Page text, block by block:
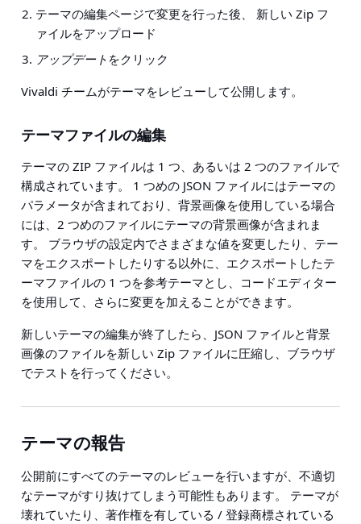
テーマの編集ページで変更を行った後、 新しい Zip フ
ァイルをアップロード
アップデート をクリック
Vivaldi チームがテーマをレビューして公開します。
テーマファイルの編集
テーマの ZIP ファイルは 1 つ、あるいは 2 つのファイルで
構成されています。 1 つめの JSON ファイルにはテーマの
パラメータが含まれており、背景画像を使用している場合
には、2 つめのファイルにテーマの背景画像が含まれま
す。 ブラウザの設定内でさまざまな値を変更したり、テー
マをエクスポートしたりする以外に、エクスポートしたテ
ーマファイルの 1 つを参考テーマとし、コードエディター
を使用して、さらに変更を加えることができます。
新しいテーマの編集が終了したら、JSON ファイルと背景
画像のファイルを新しい Zip ファイルに圧縮し、ブラウザ
でテストを行ってください。
テーマの報告
公開前にすべてのテーマのレビューを行いますが、不適切
なテーマがすり抜けてしまう可能性もあります。 テーマが
壊れていたり、著作権を有している / 登録商標されている